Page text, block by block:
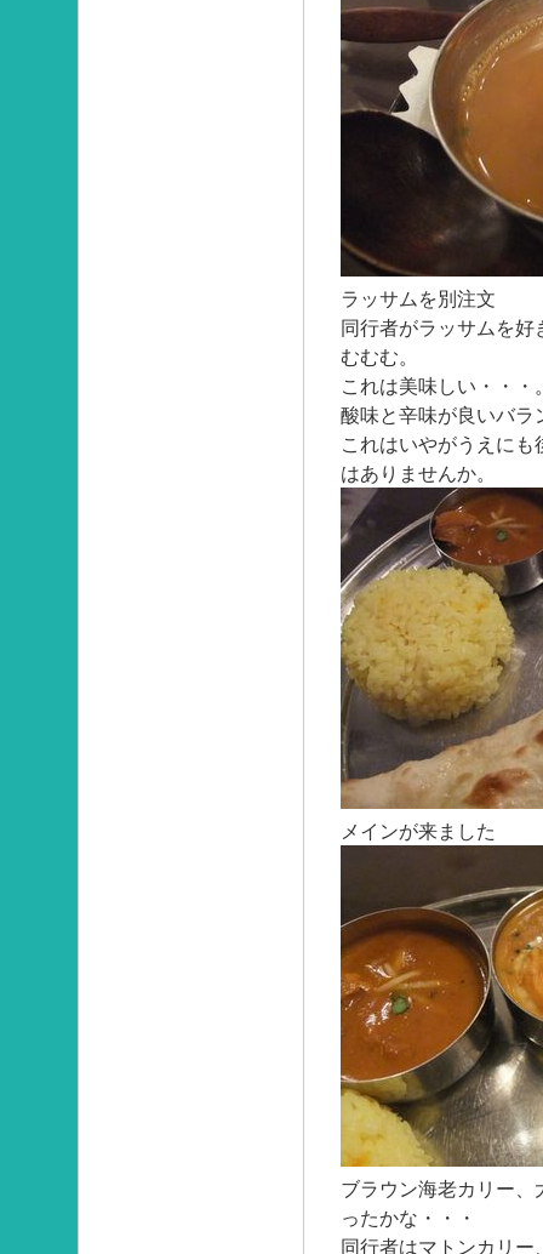
ラッサムを別注文
同行者がラッサムを
むむむ。
これは美味しい・・・
酸味と辛味が良いバラ
これはいやがうえに
はありませんか。
メインが来ました
ブラウン海老カリー
ったかな・・・
同行者はマトンカリ